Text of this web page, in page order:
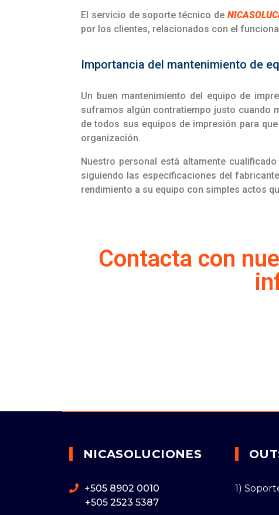
El servicio de soporte técnico de
por los clientes, relacionados con el
Importancia del mantenimiento de
Un buen mantenimiento del equipo de
suframos algún contratiempo justo cuando
de todos sus equipos de impresión para
organización.
Nuestro personal está altamente
siguiendo las especificaciones del
rendimiento a su equipo con simples actos
Contacta con
NICASOLUCIONES
+505 8902 0010
+505 2523 5387
1)